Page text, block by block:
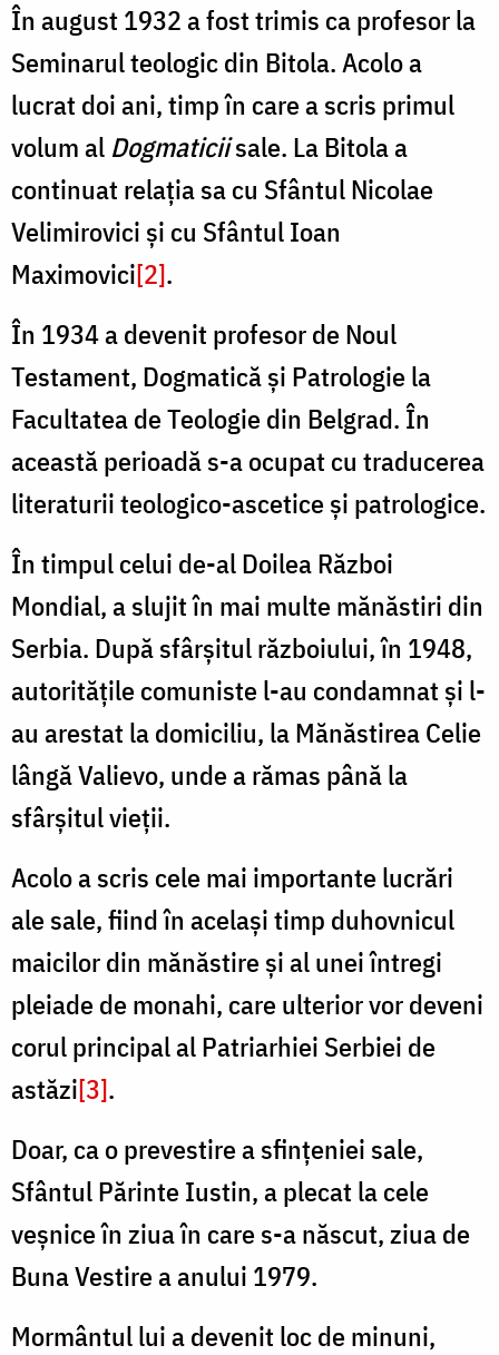
În august 1932 a fost trimis ca profesor la
Seminarul teologic din Bitola. Acolo a
lucrat doi ani, timp în care a scris primul
volum al Dogmaticiisale. La Bitola a
continuat relația sa cu Sfântul Nicolae
Velimirovici și cu Sfântul Ioan
Maximovici[2].
În 1934 a devenit profesor de Noul
Testament, Dogmatică și Patrologie la
Facultatea de Teologie din Belgrad. În
această perioadă s-a ocupat cu traducerea
literaturii teologico-ascetice și patrologice.
În timpul celui de-al Doilea Război
Mondial, a slujit în mai multe mănăstiri din
Serbia. După sfârșitul războiului, în 1948,
autoritățile comuniste l-au condamnat și l-
au arestat la domiciliu, la Mănăstirea Celie
lângă Valievo, unde a rămas până la
sfârșitul vieții.
Acolo a scris cele mai importante lucrări
ale sale, fiind în același timp duhovnicul
maicilor din mănăstire și al unei întregi
pleiade de monahi, care ulterior vor deveni
corul principal al Patriarhiei Serbiei de
astăzi[3].
Doar, ca o prevestire a sfințeniei sale,
Sfântul Părinte Iustin, a plecat la cele
veșnice în ziua în care s-a născut, ziua de
Buna Vestire a anului 1979.
Mormântul lui a devenit loc de minuni,